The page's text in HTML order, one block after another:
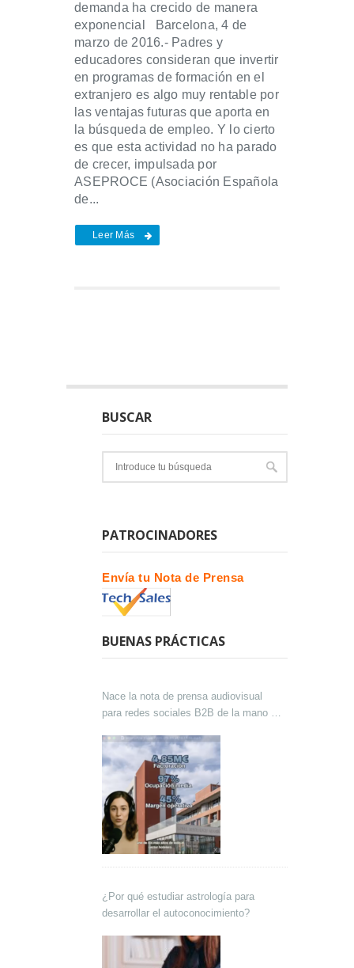
demanda ha crecido de manera
exponencial Barcelona, 4 de
marzo de 2016.- Padres y
educadores consideran que invertir
en programas de formación en el
extranjero es algo muy rentable por
las ventajas futuras que aporta en
la búsqueda de empleo. Y lo cierto
es que esta actividad no ha parado
de crecer, impulsada por
ASEPROCE (Asociación Española
de...
Leer Más
BUSCAR
PATROCINADORES
Envía tu Nota de Prensa
BUENAS PRÁCTICAS
Nace la nota de prensa audiovisual
para redes sociales B2B de la mano de
¿Por qué estudiar astrología para
desarrollar el autoconocimiento?